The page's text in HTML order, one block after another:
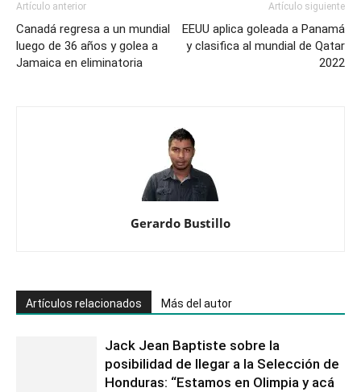
Artículo anterior
Canadá regresa a un mundial
luego de 36 años y golea a
Jamaica en eliminatoria
Artículo siguiente
EEUU aplica goleada a Panamá
y clasifica al mundial de Qatar
2022
Gerardo Bustillo
Artículos relacionados Más del autor
Jack Jean Baptiste sobre la
posibilidad de llegar a la Selección de
Honduras: “Estamos en Olimpia y acá